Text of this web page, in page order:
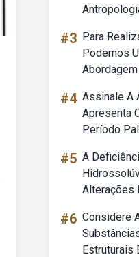
#3 Para
Podemos
#4 Assinale A
Apresenta
Período
#5 A
Alterações
#6 Considere
Estruturais